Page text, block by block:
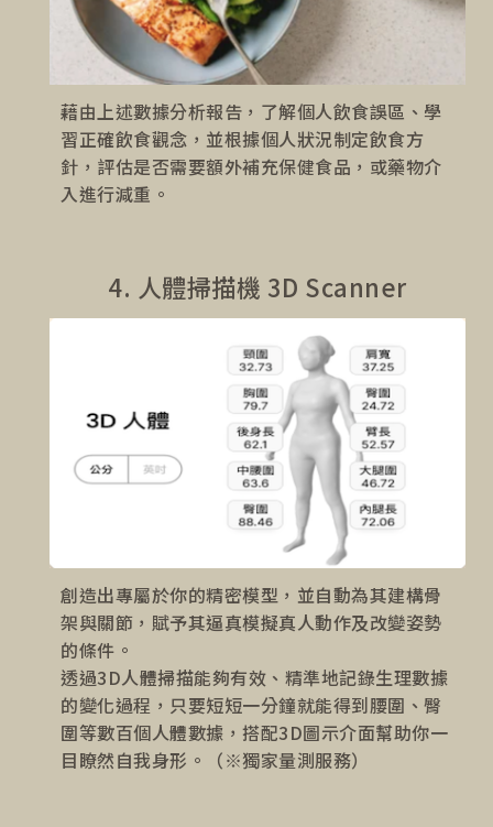
藉由上述數據分析報告，了解個人飲食誤區、學
習正確飲食觀念，並根據個人狀況制定飲食方
針，評估是否需要額外補充保健食品，或藥物介
入進行減重。
4. 人體掃描機 3D Scanner
創造出專屬於你的精密模型，並自動為其建構骨
架與關節，賦予其逼真模擬真人動作及改變姿勢
的條件。
透過3D人體掃描能夠有效、精準地記錄生理數據
的變化過程，只要短短一分鐘就能得到腰圍、臀
圍等數百個人體數據，搭配3D圖示介面幫助你一
目瞭然自我身形。（※獨家量測服務）